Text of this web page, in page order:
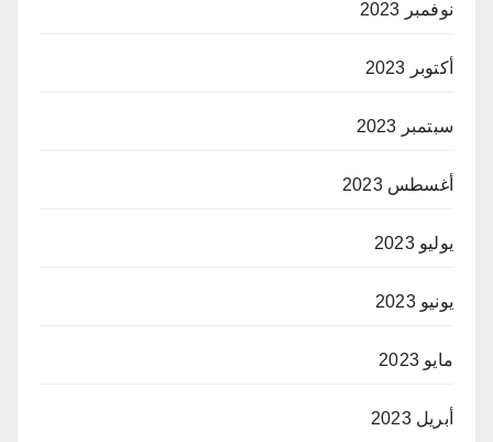
نوفمبر 2023
أكتوبر 2023
سبتمبر 2023
أغسطس 2023
يوليو 2023
يونيو 2023
مايو 2023
أبريل 2023